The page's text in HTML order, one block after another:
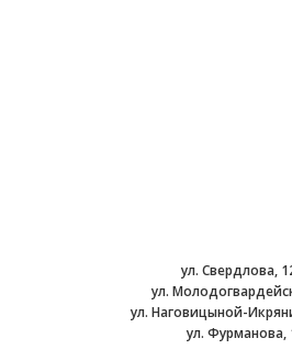
ул. Свердлова,
ул.
ул. Наговицыной-
ул. Фурманова,